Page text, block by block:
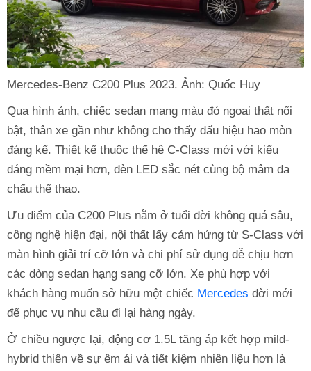
Mercedes-Benz C200 Plus 2023. Ảnh: Quốc Huy
Qua hình ảnh, chiếc sedan mang màu đỏ ngoại thất nổi
bật, thân xe gần như không cho thấy dấu hiệu hao mòn
đáng kể. Thiết kế thuộc thế hệ C-Class mới với kiểu
dáng mềm mại hơn, đèn LED sắc nét cùng bộ mâm đa
chấu thể thao.
Ưu điểm của C200 Plus nằm ở tuổi đời không quá sâu,
công nghệ hiện đại, nội thất lấy cảm hứng từ S-Class với
màn hình giải trí cỡ lớn và chi phí sử dụng dễ chịu hơn
các dòng sedan hạng sang cỡ lớn. Xe phù hợp với
khách hàng muốn sở hữu một chiếc Mercedes đời mới
để phục vụ nhu cầu đi lại hàng ngày.
Ở chiều ngược lại, động cơ 1.5L tăng áp kết hợp mild-
hybrid thiên về sự êm ái và tiết kiệm nhiên liệu hơn là